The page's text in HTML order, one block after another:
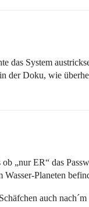
das System
der Doku, wie
„nur ER“ das
Planeten
auch